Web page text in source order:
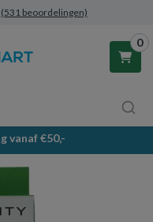
(531 beoordelingen)
0
is leeg.
vanaf €50,-